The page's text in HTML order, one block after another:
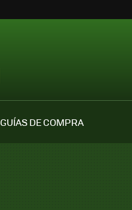
GUÍAS DE COMPRA